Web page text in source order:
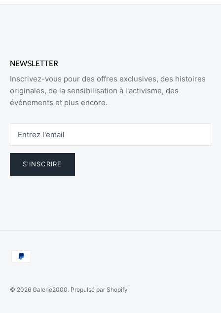
NEWSLETTER
Inscrivez-vous pour des offres exclusives, des histoires
originales, de la sensibilisation à l'activisme, des
événements et plus encore.
S'INSCRIRE
© 2026 Galerie2000. Propulsé par Shopify